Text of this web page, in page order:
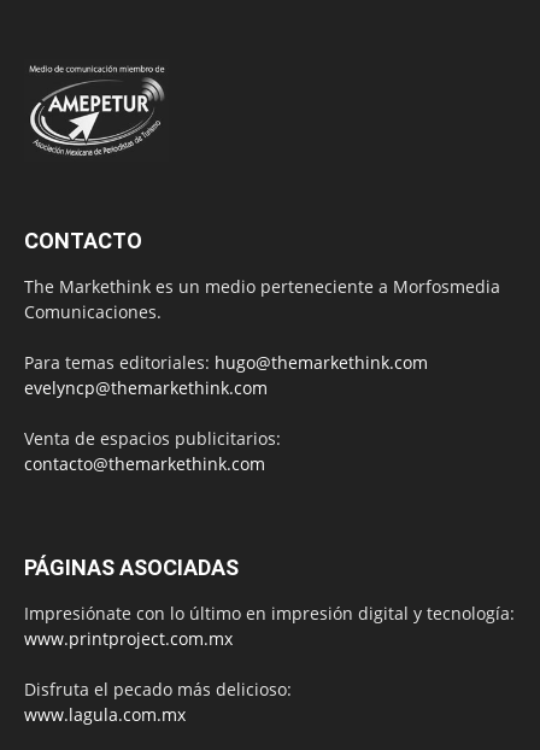
CONTACTO
The Markethink es un medio perteneciente a Morfosmedia
Comunicaciones.
Para temas editoriales: hugo@themarkethink.com
evelyncp@themarkethink.com
Venta de espacios publicitarios:
contacto@themarkethink.com
PÁGINAS ASOCIADAS
Impresiónate con lo último en impresión digital y tecnología:
www.printproject.com.mx
Disfruta el pecado más delicioso:
www.lagula.com.mx